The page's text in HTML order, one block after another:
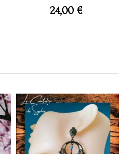
24,00 €